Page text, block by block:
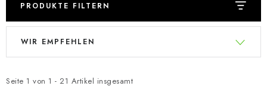
PRODUKTE FILTERN
L
t
Seite 1 von 1 - 21 Artikel insgesamt
P
d
WIR EMPFEHLEN